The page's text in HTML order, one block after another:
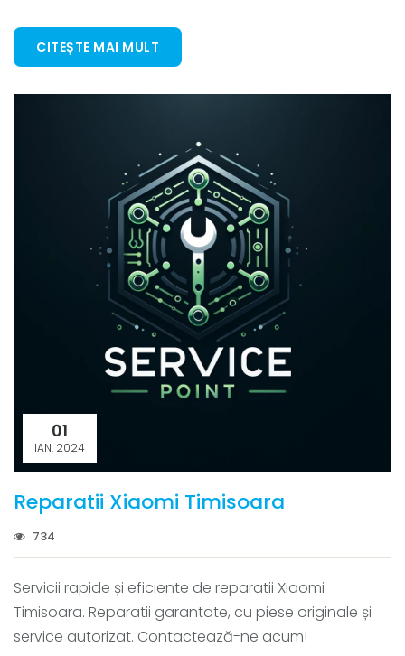
CITEȘTE MAI MULT
01
IAN. 2024
Reparatii Xiaomi Timisoara
734
Servicii rapide și eficiente de reparatii Xiaomi
Timisoara. Reparatii garantate, cu piese originale și
service autorizat. Contactează-ne acum!